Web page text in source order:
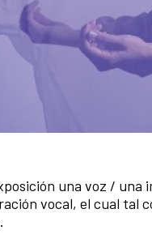
una voz / una
vocal, el cual tal